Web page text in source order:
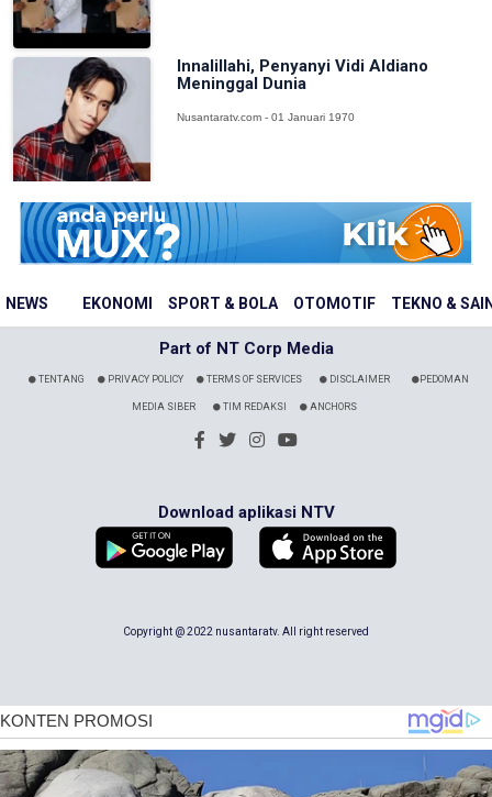
NEWS EKONOMI SPORT & BOLA OTOMOTIF TEKNO &
Innalillahi, Penyanyi Vidi Aldiano
Meninggal Dunia
Nusantaratv.com - 01 Januari 1970
Part of NT Corp Media
TENTANG PRIVACY POLICY TERMS OF SERVICES DISCLAIMER PEDOMAN
MEDIA SIBER TIM REDAKSI ANCHORS
Download aplikasi NTV
Copyright @ 2022 nusantaratv. All right reserved